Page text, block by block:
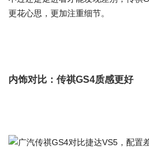
更花心思，更加注重细节。
内饰对比：传祺GS4质感更好